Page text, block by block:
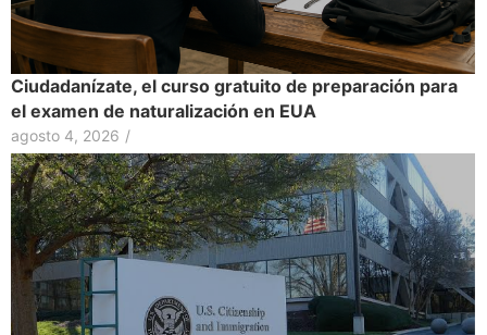
Ciudadanízate, el curso gratuito de preparación para
el examen de naturalización en EUA
agosto 4, 2026 /